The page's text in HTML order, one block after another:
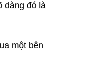
dàng đó là
một bên